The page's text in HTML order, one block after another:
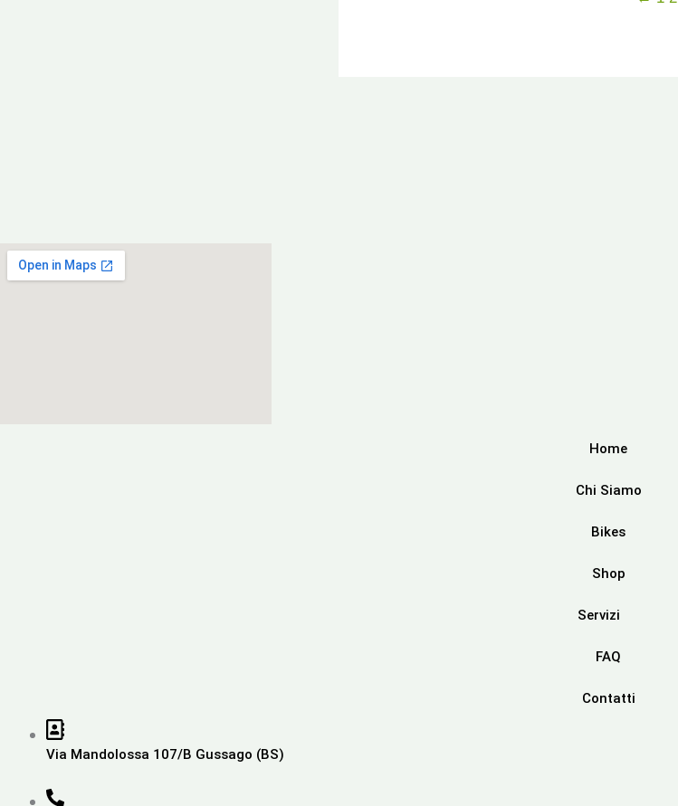
Home
Chi Siamo
Bikes
Shop
Servizi
FAQ
Contatti
Via Mandolossa 107/B Gussago (BS)